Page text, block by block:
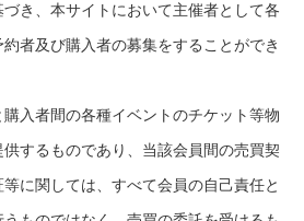
き、本サイトにおいて主催者として各
者及び購入者の募集をすることができ
入者間の各種イベントのチケット等物
するものであり、当該会員間の売買契
に関しては、すべて会員の自己責任と